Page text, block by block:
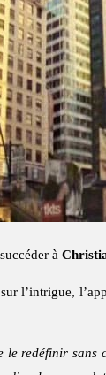
à
l’intrigue,
le redéfinir